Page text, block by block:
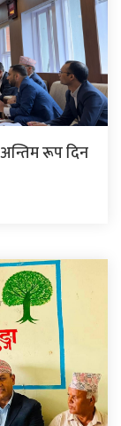
रूप दिन